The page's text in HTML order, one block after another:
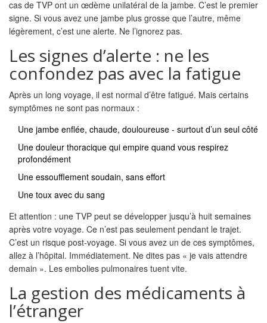
cas de TVP ont un œdème unilatéral de la jambe. C’est le premier
signe. Si vous avez une jambe plus grosse que l’autre, même
légèrement, c’est une alerte. Ne l’ignorez pas.
Les signes d’alerte : ne les
confondez pas avec la fatigue
Après un long voyage, il est normal d’être fatigué. Mais certains
symptômes ne sont pas normaux :
Une jambe enflée, chaude, douloureuse - surtout d’un seul côté
Une douleur thoracique qui empire quand vous respirez
profondément
Une essoufflement soudain, sans effort
Une toux avec du sang
Et attention : une TVP peut se développer jusqu’à huit semaines
après votre voyage. Ce n’est pas seulement pendant le trajet.
C’est un risque post-voyage. Si vous avez un de ces symptômes,
allez à l’hôpital. Immédiatement. Ne dites pas « je vais attendre
demain ». Les embolies pulmonaires tuent vite.
La gestion des médicaments à
l’étranger